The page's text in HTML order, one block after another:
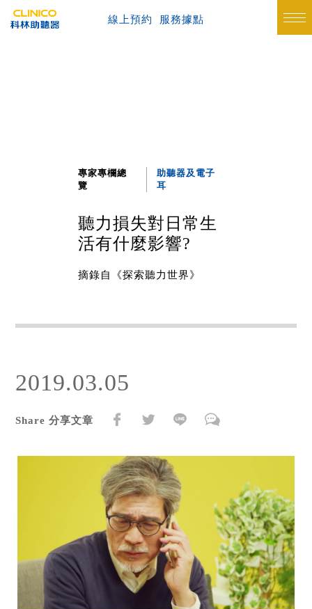
線上預約 服務據點
專家專欄總
覽
助聽器及電子
耳
聽力損失對日常生
活有什麼影響?
摘錄自《探索聽力世界》
2019.03.05
Share 分享文章